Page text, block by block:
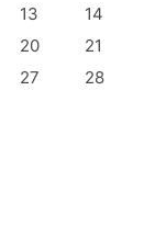
13
14
20
21
27
28